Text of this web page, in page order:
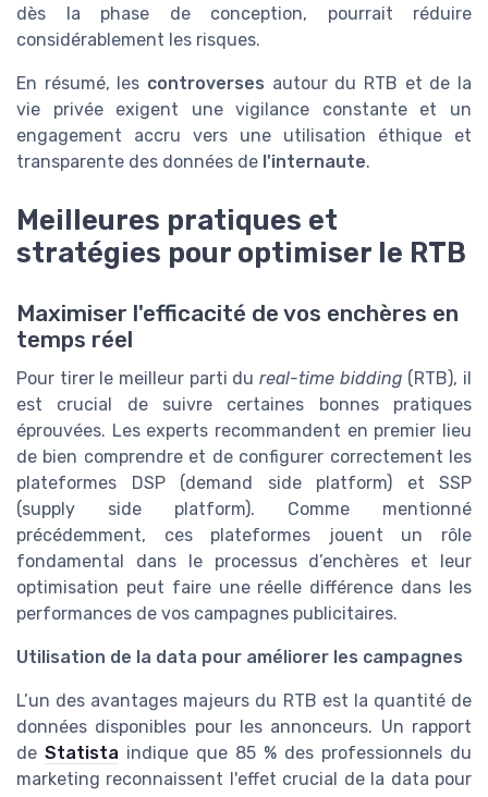
dès la phase de conception, pourrait réduire
considérablement les risques.
En résumé, les controverses autour du RTB et de la
vie privée exigent une vigilance constante et un
engagement accru vers une utilisation éthique et
transparente des données de l'internaute.
Meilleures pratiques et
stratégies pour optimiser le RTB
Maximiser l'efficacité de vos enchères en
temps réel
Pour tirer le meilleur parti du real-time bidding (RTB), il
est crucial de suivre certaines bonnes pratiques
éprouvées. Les experts recommandent en premier lieu
de bien comprendre et de configurer correctement les
plateformes DSP (demand side platform) et SSP
(supply side platform). Comme mentionné
précédemment, ces plateformes jouent un rôle
fondamental dans le processus d’enchères et leur
optimisation peut faire une réelle différence dans les
performances de vos campagnes publicitaires.
Utilisation de la data pour améliorer les campagnes
L’un des avantages majeurs du RTB est la quantité de
données disponibles pour les annonceurs. Un rapport
de Statista indique que 85 % des professionnels du
marketing reconnaissent l'effet crucial de la data pour